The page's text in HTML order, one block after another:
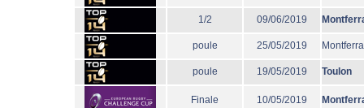
1/2 09/06/2019
poule 25/05/2019
poule 19/05/2019 Toulon
Finale 10/05/2019